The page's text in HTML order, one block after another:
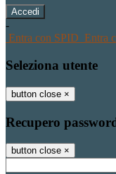
-
Entra con SPID Entra
Seleziona utente
button close ×
Recupero
button close ×